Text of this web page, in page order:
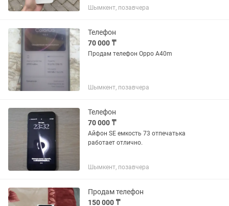
Шымкент, позавчера
Телефон
70 000 ₸
Продам телефон Oppo A40m
Шымкент, позавчера
Телефон
70 000 ₸
Айфон SE емкость 73 отпечатька
работает отлично.
Шымкент, позавчера
Продам телефон
150 000 ₸